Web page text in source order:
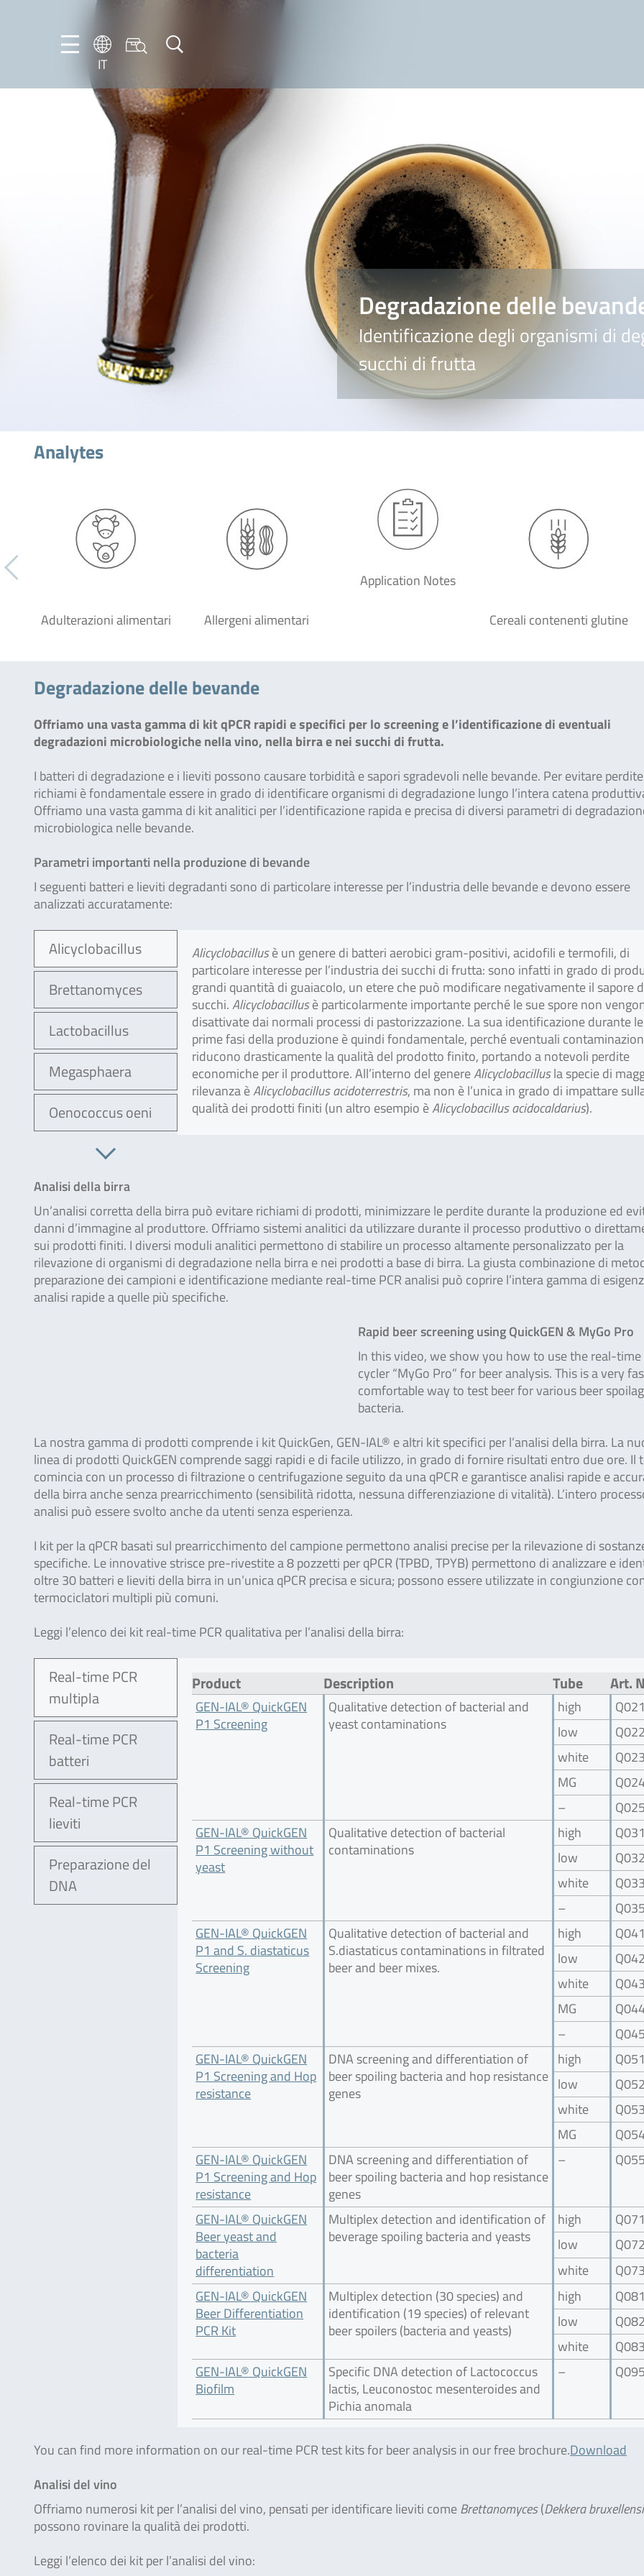
IT
FR
EN
NL
PT-
BR
ES
DE
Degradazione delle
Identificazione degli organismi di
succhi di frutta
Analytes
Adulterazioni alimentari Allergeni alimentari
Application Notes
Cereali contenenti glutine
Degradazione delle bevande
Offriamo una vasta gamma di kit qPCR rapidi e specifici per lo screening e l’identificazione di eventuali
degradazioni microbiologiche nella vino, nella birra e nei succhi di frutta.
I batteri di degradazione e i lieviti possono causare torbidità e sapori sgradevoli nelle bevande. Per evitare
richiami è fondamentale essere in grado di identificare organismi di degradazione lungo l’intera catena
Offriamo una vasta gamma di kit analitici per l’identificazione rapida e precisa di diversi parametri di
microbiologica nelle bevande.
Parametri importanti nella produzione di bevande
I seguenti batteri e lieviti degradanti sono di particolare interesse per l’industria delle bevande e devono essere
analizzati accuratamente:
Alicyclobacillus
Brettanomyces
Lactobacillus
Megasphaera
Oenococcus oeni
Alicyclobacillusè un genere di batteri aerobici gram-positivi, acidofili e termofili, di
particolare interesse per l’industria dei succhi di frutta: sono infatti in grado di
grandi quantità di guaiacolo, un etere che può modificare negativamente il sapore
succhi.Alicyclobacillusè particolarmente importante perché le sue spore non
disattivate dai normali processi di pastorizzazione. La sua identificazione durante le
prime fasi della produzione è quindi fondamentale, perché eventuali
riducono drasticamente la qualità del prodotto finito, portando a notevoli perdite
economiche per il produttore. All’interno del genereAlicyclobacillusla specie di
rilevanza èAlicyclobacillus acidoterrestris, ma non è l’unica in grado di impattare
qualità dei prodotti finiti (un altro esempio èAlicyclobacillus acidocaldarius).
Analisi della birra
Un’analisi corretta della birra può evitare richiami di prodotti, minimizzare le perdite durante la produzione ed
danni d’immagine al produttore. Offriamo sistemi analitici da utilizzare durante il processo produttivo o
sui prodotti finiti. I diversi moduli analitici permettono di stabilire un processo altamente personalizzato per la
rilevazione di organismi di degradazione nella birra e nei prodotti a base di birra. La giusta combinazione di
preparazione dei campioni e identificazione mediante real-time PCR analisi può coprire l’intera gamma di
analisi rapide a quelle più specifiche.
Rapid beer screening using QuickGEN & MyGo Pro
In this video, we show you how to use the real-time
cycler “MyGo Pro” for beer analysis. This is a very
comfortable way to test beer for various beer
bacteria.
La nostra gamma di prodotti comprende i kit QuickGen, GEN-IAL® e altri kit specifici per l’analisi della birra. La
linea di prodotti QuickGEN comprende saggi rapidi e di facile utilizzo, in grado di fornire risultati entro due ore. Il
comincia con un processo di filtrazione o centrifugazione seguito da una qPCR e garantisce analisi rapide e
della birra anche senza prearricchimento (sensibilità ridotta, nessuna differenziazione di vitalità). L’intero
analisi può essere svolto anche da utenti senza esperienza.
I kit per la qPCR basati sul prearricchimento del campione permettono analisi precise per la rilevazione di
specifiche. Le innovative strisce pre-rivestite a 8 pozzetti per qPCR (TPBD, TPYB) permettono di analizzare e
oltre 30 batteri e lieviti della birra in un’unica qPCR precisa e sicura; possono essere utilizzate in congiunzione
termociclatori multipli più comuni.
Leggi l’elenco dei kit real-time PCR qualitativa per l’analisi della birra:
Real-time PCR
multipla
Real-time PCR
batteri
Real-time PCR
lieviti
Preparazione del
DNA
Product Description Tube Art.
GEN-IAL® QuickGEN
P1 Screening
Qualitative detection of bacterial and
yeast contaminations
high
Q021
low
Q022
white
Q023
MG
–
Q025
GEN-IAL® QuickGEN
P1 Screening without
yeast
Qualitative detection of bacterial
contaminations
high
Q031
low
Q032
white
Q033
–
Q035
GEN-IAL® QuickGEN
P1 and S. diastaticus
Screening
Qualitative detection of bacterial and
S.diastaticus contaminations in filtrated
beer and beer mixes.
high
Q041
low
Q042
white
Q043
MG
–
Q045
GEN-IAL® QuickGEN
P1 Screening and Hop
resistance
DNA screening and differentiation of
beer spoiling bacteria and hop resistance
genes
high
Q051
low
Q052
white
Q053
MG
GEN-IAL® QuickGEN
P1 Screening and Hop
resistance
DNA screening and differentiation of
beer spoiling bacteria and hop resistance
genes
– Q055
GEN-IAL® QuickGEN
Beer yeast and
bacteria
differentiation
Multiplex detection and identification of
beverage spoiling bacteria and yeasts
high
Q071
low
Q072
white
Q073
GEN-IAL® QuickGEN
Beer Differentiation
PCR Kit
Multiplex detection (30 species) and
identification (19 species) of relevant
beer spoilers (bacteria and yeasts)
high
Q081
low
Q082
white
Q083
GEN-IAL® QuickGEN
Biofilm
Specific DNA detection of Lactococcus
lactis, Leuconostoc mesenteroides and
Pichia anomala
– Q095
You can find more information on our real-time PCR test kits for beer analysis in our free brochure.Download
Analisi del vino
Offriamo numerosi kit per l’analisi del vino, pensati per identificare lieviti comeBrettanomyces(Dekkera
possono rovinare la qualità dei prodotti.
Leggi l’elenco dei kit per l’analisi del vino: